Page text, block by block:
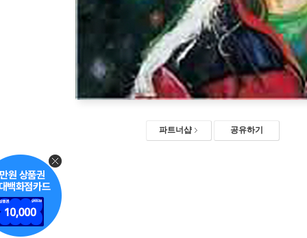
파트너샵 공유하기